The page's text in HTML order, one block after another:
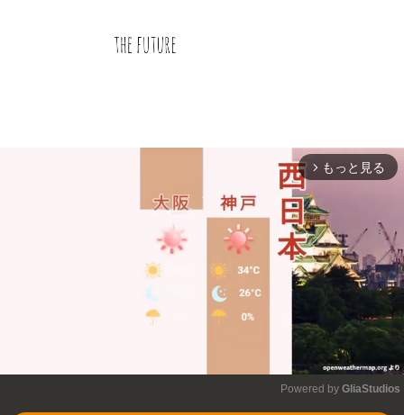
arrow_forward_ios もっと見る
Powered by GliaStudios